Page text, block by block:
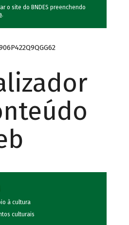
o site do BNDES preenchendo
.
à cultura
culturais